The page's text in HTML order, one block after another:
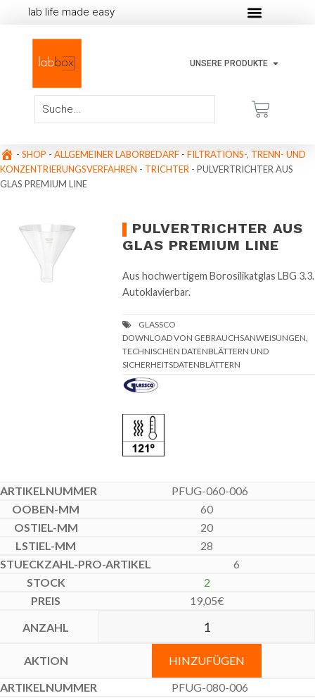
lab life made easy
UNSERE PRODUKTE
- SHOP - ALLGEMEINER LABORBEDARF - FILTRATIONS-, TRENN- UND
KONZENTRIERUNGSVERFAHREN - TRICHTER - PULVERTRICHTER AUS
GLAS PREMIUM LINE
PULVERTRICHTER AUS
GLAS PREMIUM LINE
Aus hochwertigem Borosilikatglas LBG 3.3.
Autoklavierbar.
DOWNLOAD VON GEBRAUCHSANWEISUNGEN,
TECHNISCHEN DATENBLÄTTERN UND
SICHERHEITSDATENBLÄTTERN
PFUG-060-006
60
20
28
6
2
19,05€
HINZUFÜGEN
PFUG-080-006